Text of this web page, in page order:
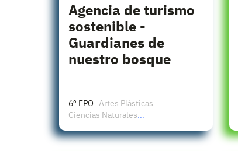
Agencia de turismo
sostenible -
Guardianes de
nuestro bosque
6º EPO Artes Plásticas
Ciencias Naturales...